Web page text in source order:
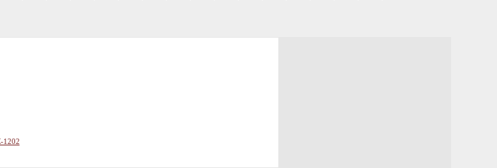
1202